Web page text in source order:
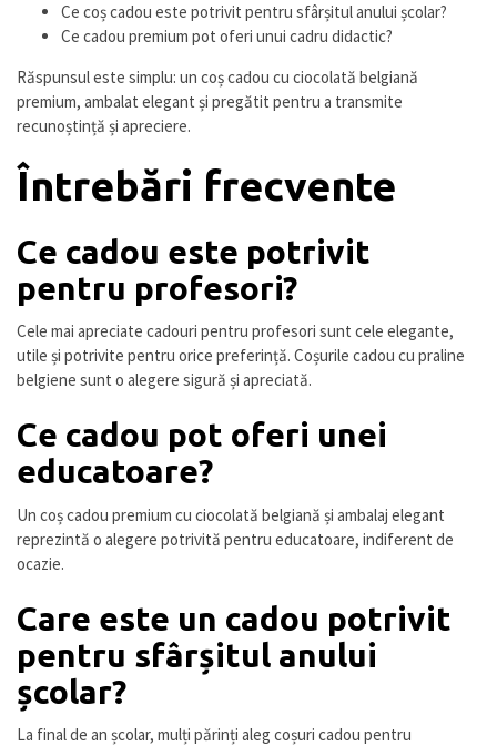
Ce coș cadou este potrivit pentru sfârșitul anului școlar?
Ce cadou premium pot oferi unui cadru didactic?
Răspunsul este simplu: un coș cadou cu ciocolată belgiană
premium, ambalat elegant și pregătit pentru a transmite
recunoștință și apreciere.
Întrebări frecvente
Ce cadou este potrivit
pentru profesori?
Cele mai apreciate cadouri pentru profesori sunt cele elegante,
utile și potrivite pentru orice preferință. Coșurile cadou cu praline
belgiene sunt o alegere sigură și apreciată.
Ce cadou pot oferi unei
educatoare?
Un coș cadou premium cu ciocolată belgiană și ambalaj elegant
reprezintă o alegere potrivită pentru educatoare, indiferent de
ocazie.
Care este un cadou potrivit
pentru sfârșitul anului
școlar?
La final de an școlar, mulți părinți aleg coșuri cadou pentru